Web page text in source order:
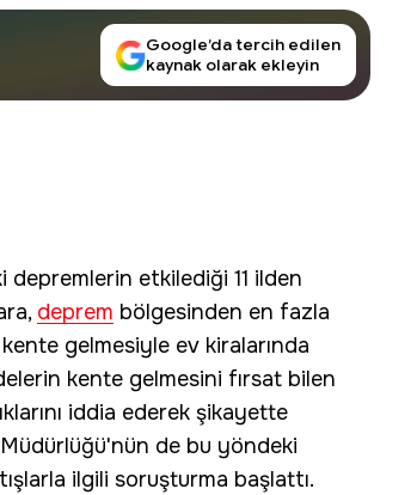
Google’da tercih edilen
kaynak olarak ekleyin
depremlerin etkilediği 11 ilden
deprem bölgesinden en fazla
gelmesiyle ev kiralarında
kente gelmesini fırsat bilen
iddia ederek şikayette
Müdürlüğü'nün de bu yöndeki
ilgili soruşturma başlattı.